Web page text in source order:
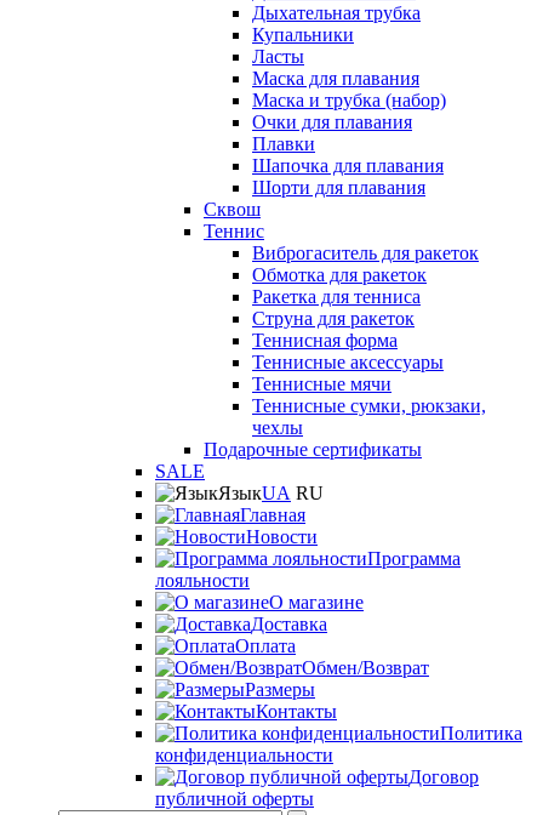
Дыхательная трубка
Купальники
Ласты
Маска для плавания
Маска и трубка (набор)
Очки для плавания
Плавки
Шапочка для плавания
Шорти для плавания
Сквош
Теннис
Виброгаситель для ракеток
Обмотка для ракеток
Ракетка для тенниса
Струна для ракеток
Теннисная форма
Теннисные аксессуары
Теннисные мячи
Теннисные сумки, рюкзаки,
чехлы
Подарочные сертификаты
SALE
ЯзыкUA RU
Главная
Новости
Программа
лояльности
О магазине
Доставка
Оплата
Обмен/Возврат
Размеры
Контакты
Политика
конфиденциальности
Договор
публичной оферты